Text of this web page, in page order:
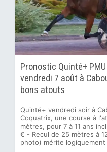
Pronostic Quinté+
vendredi 7 août à
bons atouts
Quinté+ vendredi soir à
Coquatrix, une course à
mètres, pour 7 à 11 ans
€ - Recul de 25 mètres à
photo) mérite